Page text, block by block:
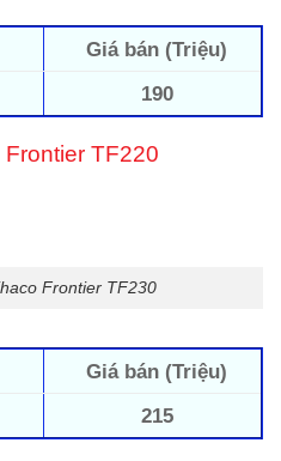
Giá bán (Triệu)
190
TF220
Frontier TF230
Giá bán (Triệu)
215